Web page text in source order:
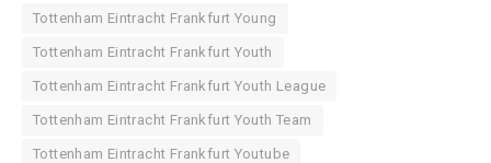
Tottenham Eintracht Frankfurt Young
Tottenham Eintracht Frankfurt Youth
Tottenham Eintracht Frankfurt Youth League
Tottenham Eintracht Frankfurt Youth Team
Tottenham Eintracht Frankfurt Youtube